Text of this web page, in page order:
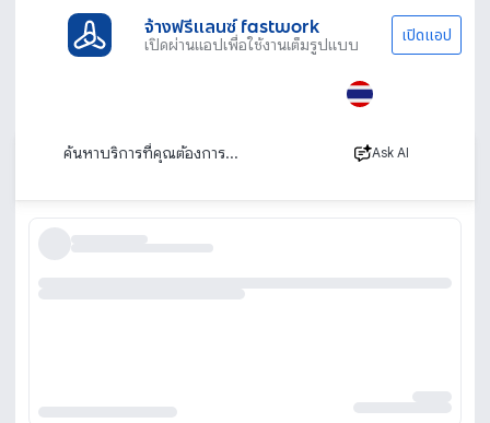
จ้างฟรีแลนซ์ fastwork
เปิดผ่านแอปเพื่อใช้งานเต็มรูปแบบ เปิดแอป
Ask AI
หมอนวดชาย
หมอนวดชาย บริการนวดนอกสถานที่ ถึงบ้าน
เรียงตาม